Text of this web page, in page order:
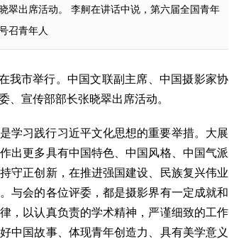
翠出席活动。 李舸在讲话中说，第六届全国青年
召青年人
我市举行。中国文联副主席、中国摄影家协
、宣传部部长张晓翠出席活动。
学习践行习近平文化思想的重要举措。大展
出更多具有中国特色、中国风格、中国气派
守正创新，在推进强国建设、民族复兴伟业
与会的各位评委，都是摄影界有一定成就和
，以认真负责的学术精神，严谨细致的工作
中国故事、体现青年创造力、具有美学意义